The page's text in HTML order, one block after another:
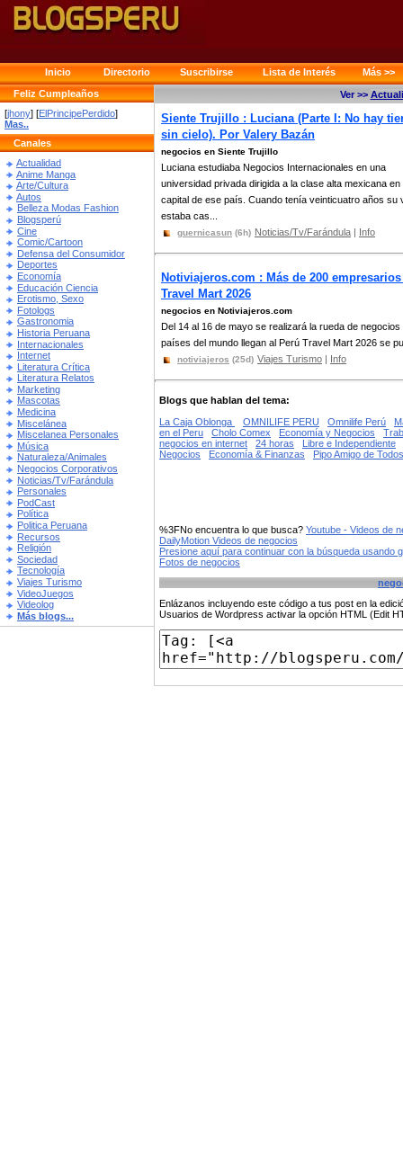
Inicio Directorio Suscribirse Lista de Interés
Más >>
Feliz Cumpleaños
[jhony] [ElPrincipePerdido]
Mas..
Canales
Actualidad
Anime Manga
Arte/Cultura
Autos
Belleza Modas Fashion
Blogsperú
Cine
Comic/Cartoon
Defensa del Consumidor
Deportes
Economía
Educación Ciencia
Erotismo, Sexo
Fotologs
Gastronomia
Historia Peruana
Internacionales
Internet
Literatura Crítica
Literatura Relatos
Marketing
Mascotas
Medicina
Miscelánea
Miscelanea Personales
Música
Naturaleza/Animales
Negocios Corporativos
Noticias/Tv/Farándula
Personales
PodCast
Política
Politica Peruana
Recursos
Religión
Sociedad
Tecnología
Viajes Turismo
VideoJuegos
Videolog
Más blogs...
Ver >>
Siente Trujillo : Luciana (Parte I: No hay
sin cielo). Por Valery Bazán
negocios en Siente Trujillo
Luciana estudiaba Negocios Internacionales en una
universidad privada dirigida a la clase alta mexicana en
capital de ese país. Cuando tenía veinticuatro años su
estaba cas...
guernicasun (6h) Noticias/Tv/Farándula | Info
Notiviajeros.com : Más de 200
Travel Mart 2026
negocios en Notiviajeros.com
Del 14 al 16 de mayo se realizará la rueda de
países del mundo llegan al Perú Travel Mart 2026 se
notiviajeros (25d) Viajes Turismo | Info
Blogs que hablan del tema:
La Caja Oblonga
OMNILIFE PERU Omnilife Perú
en el Peru
Cholo Comex Economía y Negocios
negocios en internet
24 horas
Libre e Independiente
Negocios
Economía & Finanzas Pipo Amigo de Todos
%3FNo encuentra lo que busca? Youtube - Videos de
DailyMotion Videos de negocios
Presione aquí para continuar con la búsqueda usando
Fotos de negocios
Enlázanos incluyendo este código a tus post en la
Usuarios de Wordpress activar la opción HTML (Edit